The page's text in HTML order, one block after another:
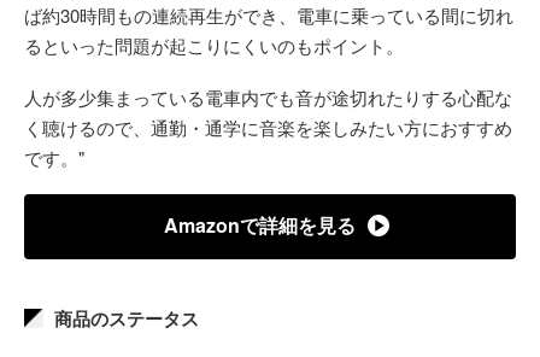
ば約30時間もの連続再生ができ、電車に乗っている間に切れ
るといった問題が起こりにくいのもポイント。
人が多少集まっている電車内でも音が途切れたりする心配な
く聴けるので、通勤・通学に音楽を楽しみたい方におすすめ
です。"
Amazonで詳細を見る
商品のステータス